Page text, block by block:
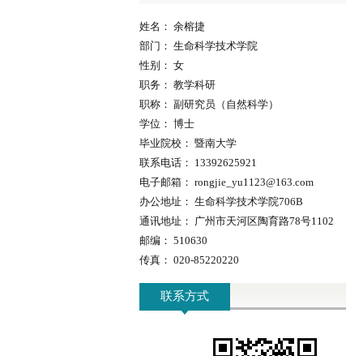
姓名： 余榕捷
部门： 生命科学技术学院
性别： 女
职务： 教学科研
职称： 副研究员（自然科学）
学位： 博士
毕业院校： 暨南大学
联系电话： 13392625921
电子邮箱： rongjie_yu1123@163.com
办公地址： 生命科学技术学院706B
通讯地址： 广州市天河区陶育路78号1102
邮编： 510630
传真： 020-85220220
联系方式